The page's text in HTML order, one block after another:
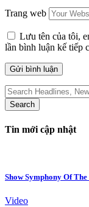
Trang web
Lưu tên của tôi,
lần bình luận kế tiếp
Search
for:
Tin mới cập nhật
Show Symphony Of
Video